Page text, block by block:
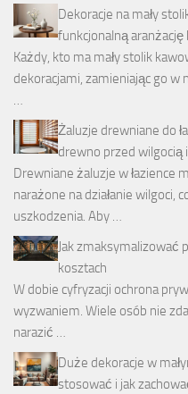
Dekoracje na mały
funkcjonalną aranżację
Każdy, kto ma mały stolik
dekoracjami, zamieniając go w
…
Żaluzje drewniane do
drewno przed wilgocią
Drewniane żaluzje w łazience
narażone na działanie wilgoci,
uszkodzenia. Aby …
Jak zmaksymalizować
kosztach
W dobie cyfryzacji ochrona
wyzwaniem. Wiele osób nie
narazić …
Duże dekoracje w
stosować i jak